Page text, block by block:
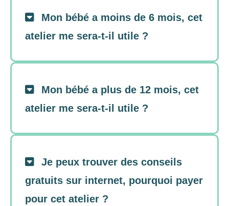
Mon bébé a moins de 6 mois, cet
atelier me sera-t-il utile ?
Mon bébé a plus de 12 mois, cet
atelier me sera-t-il utile ?
Je peux trouver des conseils
gratuits sur internet, pourquoi payer
pour cet atelier ?